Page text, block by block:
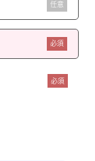
任意
必須
必須